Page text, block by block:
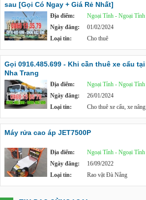
sau [Gọi Có Ngay + Giá Rẻ Nhất]
Địa điểm:
Ngoại Tỉnh - Ngoại Tỉnh
Ngày đăng:
01/02/2024
Loại tin:
Cho thuê
Gọi 0916.485.699 - Khi cần thuê xe cẩu tại
Nha Trang
Địa điểm:
Ngoại Tỉnh - Ngoại Tỉnh
Ngày đăng:
26/01/2024
Loại tin:
Cho thuê xe cẩu, xe nâng
Máy rửa cao áp JET7500P
Địa điểm:
Ngoại Tỉnh - Ngoại Tỉnh
Ngày đăng:
16/09/2022
Loại tin:
Rao vặt Đà Nẵng